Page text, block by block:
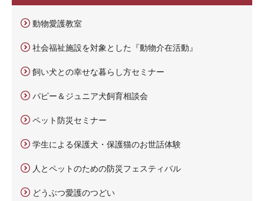
動物愛護教室
社会福祉施設を対象とした『動物介在活動』
飼い犬との幸せな暮らし方セミナー
パピー＆ジュニア犬飼育相談会
ペット防災セミナー
学生による保護犬・保護猫のお世話体験
人とペットのための防災フェスティバル
どうぶつ愛護のつどい